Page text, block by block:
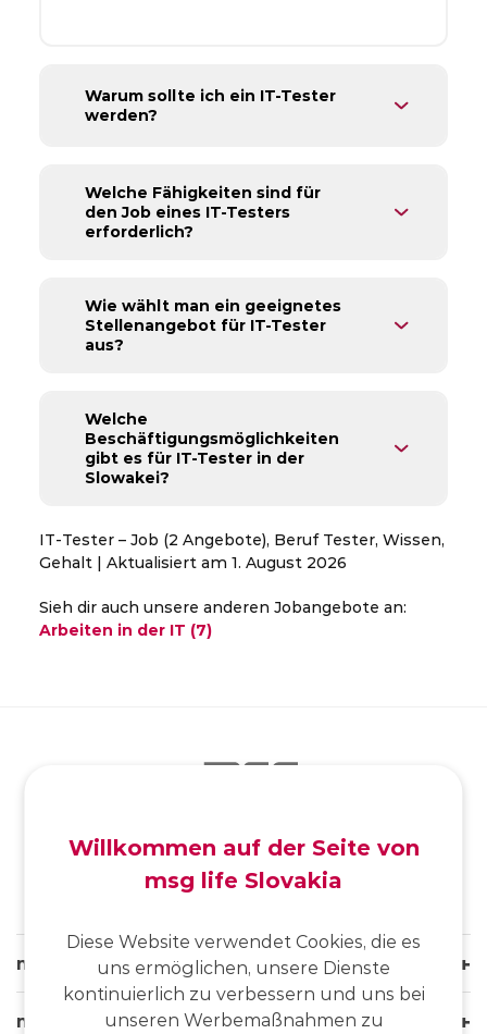
Warum sollte ich ein IT-Tester
werden?
Welche Fähigkeiten sind für
den Job eines IT-Testers
erforderlich?
Wie wählt man ein geeignetes
Stellenangebot für IT-Tester
aus?
Welche
Beschäftigungsmöglichkeiten
gibt es für IT-Tester in der
Slowakei?
IT-Tester – Job (2 Angebote), Beruf Tester, Wissen,
Gehalt | Aktualisiert am 1. August 2026
Sieh dir auch unsere anderen Jobangebote an:
Arbeiten in der IT (7)
msg life Slovakia
msg life Group
Willkommen auf der Seite von
msg life Slovakia
Diese Website verwendet Cookies, die es
uns ermöglichen, unsere Dienste
kontinuierlich zu verbessern und uns bei
unseren Werbemaßnahmen zu